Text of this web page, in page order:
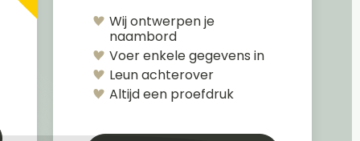
Wij ontwerpen je
naambord
Voer enkele gegevens in
Leun achterover
Altijd een proefdruk